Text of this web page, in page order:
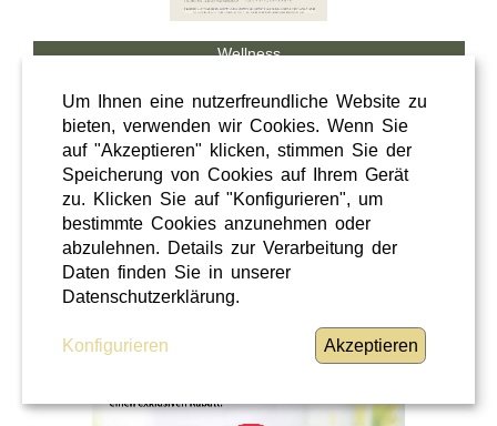
Wellness
Steiermark
28 / 02 / 2026
Hörcafe
Hörcafe
Um Ihnen eine nutzerfreundliche Website zu
bieten, verwenden wir Cookies. Wenn Sie
auf "Akzeptieren" klicken, stimmen Sie der
Speicherung von Cookies auf Ihrem Gerät
zu. Klicken Sie auf "Konfigurieren", um
bestimmte Cookies anzunehmen oder
abzulehnen. Details zur Verarbeitung der
Daten finden Sie in unserer
Datenschutzerklärung.
Konfigurieren Akzeptieren